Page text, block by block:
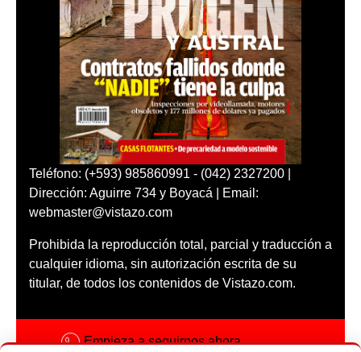
Teléfono: (+593) 985860991 - (042) 2327200 |
Dirección: Aguirre 734 y Boyacá | Email:
webmaster@vistazo.com
Prohibida la reproducción total, parcial y traducción a
cualquier idioma, sin autorización escrita de su
titular, de todos los contenidos de Vistazo.com.
Empieza a seguirnos ahora